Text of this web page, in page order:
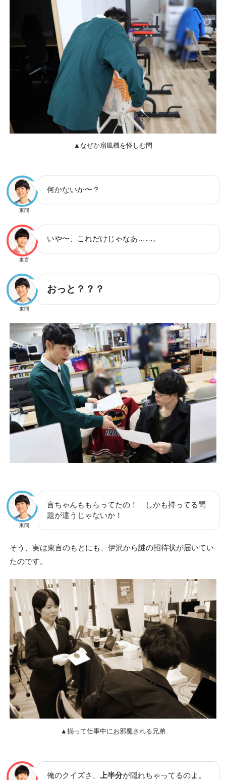
▲なぜか扇風機を怪しむ問
東問
何かないか〜？
東言
いや〜、これだけじゃなあ……。
東問
おっと？？？
東問
言ちゃんももらってたの！ しかも持ってる問
題が違うじゃないか！
そう、実は東言のもとにも、伊沢から謎の招待状が届いてい
たのです。
▲揃って仕事中にお邪魔される兄弟
俺のクイズさ、 上半分が隠れちゃってるのよ。